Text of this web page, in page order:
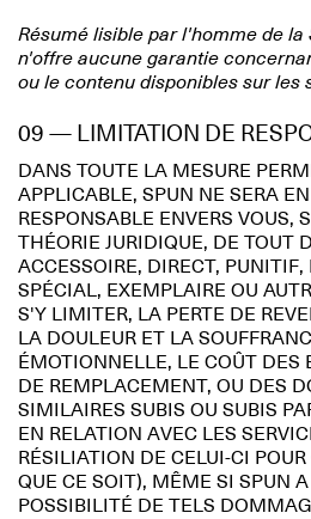
Résumé lisible par l'homme de la
n'offre aucune garantie
ou le contenu disponibles sur les
09 — LIMITATION DE
DANS TOUTE LA MESURE
APPLICABLE, SPUN NE SERA
RESPONSABLE ENVERS VOUS,
THÉORIE JURIDIQUE, DE TOUT
ACCESSOIRE, DIRECT, PUNITIF,
SPÉCIAL, EXEMPLAIRE OU
S'Y LIMITER, LA PERTE DE
LA DOULEUR ET LA
ÉMOTIONNELLE, LE COÛT DES
DE REMPLACEMENT, OU DES
SIMILAIRES SUBIS OU SUBIS
EN RELATION AVEC LES
RÉSILIATION DE CELUI-CI
QUE CE SOIT), MÊME SI SPUN
POSSIBILITÉ DE TELS